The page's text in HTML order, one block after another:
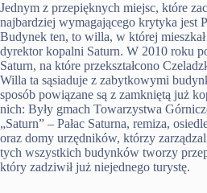
Jednym z przepięknych miejsc, które
najbardziej wymagającego krytyka jest
Budynek ten, to willa, w której
dyrektor kopalni Saturn. W 2010 roku
Saturn, na które przekształcono
Willa ta sąsiaduje z zabytkowymi
sposób powiązane są z zamkniętą już
nich: Były gmach Towarzystwa
„Saturn” – Pałac Saturna, remiza,
oraz domy urzędników, którzy
tych wszystkich budynków tworzy
który zadziwił już niejednego turystę.